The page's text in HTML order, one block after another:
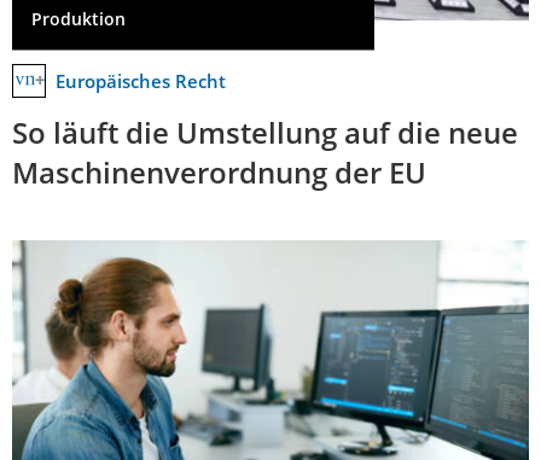
Produktion
Europäisches Recht
So läuft die Umstellung auf die neue
Maschinenverordnung der EU